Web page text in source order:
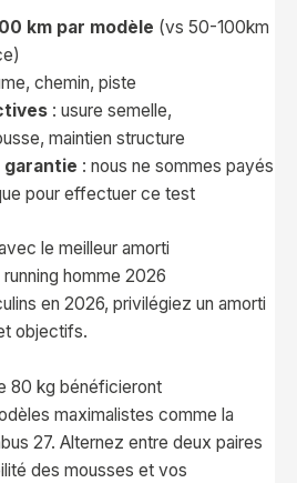
km par modèle (vs 50-100km
chemin, piste
: usure semelle,
maintien structure
garantie : nous ne sommes payés
pour effectuer ce test
le meilleur amorti
homme 2026
en 2026, privilégiez un amorti
objectifs.
80 kg bénéficieront
maximalistes comme la
27. Alternez entre deux paires
des mousses et vos